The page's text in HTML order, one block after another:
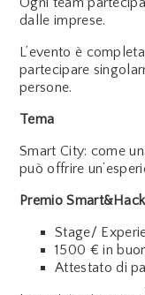
dalle imprese.
L’evento è
partecipare
persone.
Tema
Smart City: come
può offrire
Premio
Stage/
1500 € in
Attestato di